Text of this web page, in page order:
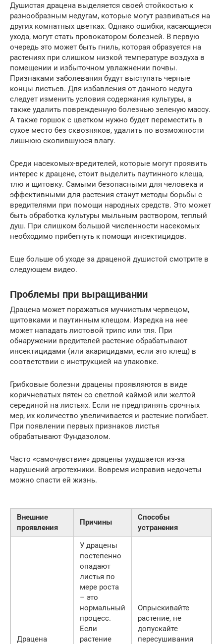
Душистая драцена выделяется своей стойкостью к
разнообразным недугам, которые могут развиваться на
других комнатных цветках. Однако ошибки, касающиеся
ухода, могут стать провокатором болезней. В первую
очередь это может быть гниль, которая образуется на
растениях при слишком низкой температуре воздуха в
помещении и избыточном увлажнении почвы.
Признаками заболевания будут выступать черные
концы листьев. Для избавления от данного недуга
следует изменить условия содержания культуры, а
также удалить поврежденную болезнью зеленую массу.
А также горшок с цветком нужно будет переместить в
сухое место без сквозняков, удалить по возможности
лишнюю скопившуюся влагу.
Среди насекомых-вредителей, которые могут проявить
интерес к драцене, стоит выделить паутинного клеща,
тлю и щитовку. Самыми безопасными для человека и
эффективными для растения станут методы борьбы с
вредителями при помощи народных средств. Это может
быть обработка культуры мыльным раствором, теплый
душ. При слишком большой численности насекомых
необходимо прибегнуть к помощи инсектицидов.
Еще больше об уходе за драценой душистой смотрите в
следующем видео.
Проблемы при выращивании
Драцена может поражаться мучнистым червецом,
щитовками и паутинным клещом. Изредка на нее
может нападать листовой трипс или тля. При
обнаружении вредителей растение обрабатывают
инсектицидами (или акарицидами, если это клещ) в
соответствии с инструкцией на упаковке.
Грибковые болезни драцены проявляются в виде
коричневатых пятен со светлой каймой или желтой
серединой на листьях. Если не предпринять срочных
мер, их количество увеличивается и растение погибает.
При появлении первых признаков листья
обрабатывают Фундазолом.
Часто «самочувствие» драцены ухудшается из-за
нарушений агротехники. Вовремя исправив недочеты
можно спасти ей жизнь.
Внешние
проявления
Причины
Способы
устранения
Драцена
У драцены
постепенно
опадают
листья по
мере роста
– это
нормальный
процесс.
Если
растение
Опрыскивайте
растение, не
допускайте
пересушивания